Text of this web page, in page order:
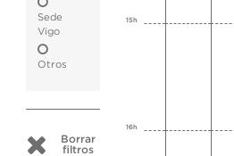
Sede
Vigo
Otros
Borrar
filtros
15h
16h